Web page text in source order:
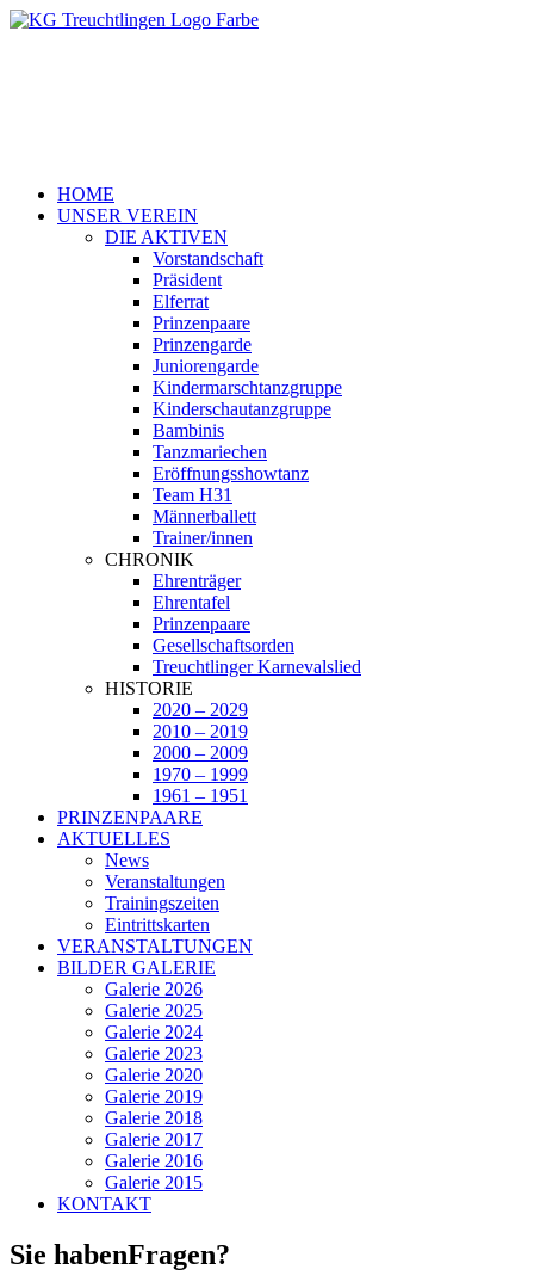
HOME
UNSER VEREIN
DIE AKTIVEN
Vorstandschaft
Präsident
Elferrat
Prinzenpaare
Prinzengarde
Juniorengarde
Kindermarschtanzgruppe
Kinderschautanzgruppe
Bambinis
Tanzmariechen
Eröffnungsshowtanz
Team H31
Männerballett
Trainer/innen
CHRONIK
Ehrenträger
Ehrentafel
Prinzenpaare
Gesellschaftsorden
Treuchtlinger Karnevalslied
HISTORIE
2020 – 2029
2010 – 2019
2000 – 2009
1970 – 1999
1961 – 1951
PRINZENPAARE
AKTUELLES
News
Veranstaltungen
Trainingszeiten
Eintrittskarten
VERANSTALTUNGEN
BILDER GALERIE
Galerie 2026
Galerie 2025
Galerie 2024
Galerie 2023
Galerie 2020
Galerie 2019
Galerie 2018
Galerie 2017
Galerie 2016
Galerie 2015
KONTAKT
Sie habenFragen?